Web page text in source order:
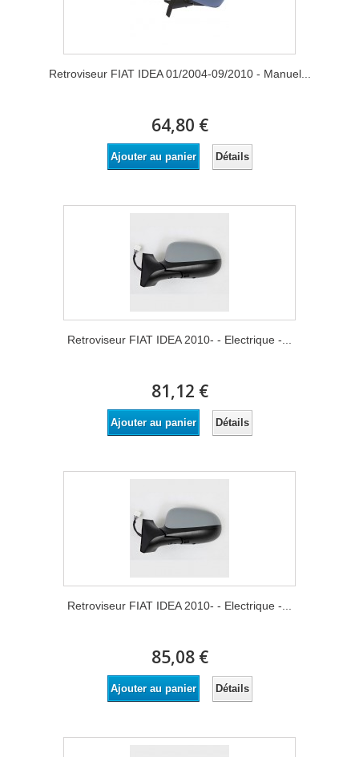
Retroviseur FIAT IDEA 01/2004-09/2010 - Manuel...
64,80 €
Ajouter au panier Détails
Retroviseur FIAT IDEA 2010- - Electrique -...
81,12 €
Ajouter au panier Détails
Retroviseur FIAT IDEA 2010- - Electrique -...
85,08 €
Ajouter au panier Détails